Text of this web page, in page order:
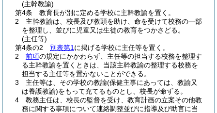
(主幹教諭)
第4条
教育長が別に定める学校に主幹教諭を置く。
2
主幹教諭は、校長及び教頭を助け、命を受けて校務の一部
を整理し、並びに児童又は生徒の教育をつかさどる。
(主任等)
第4条の2
別表第1 に掲げる学校に主任等を置く。
2
前項の規定にかかわらず、主任等の担当する校務を整理す
る主幹教諭を置くときは、当該主幹教諭の整理する校務を
担当する主任等を置かないことができる。
3
主任等は、その学校の教諭(保健主事にあっては、教諭又
は養護教諭)をもって充てるものとし、校長が命ずる。
4
教務主任は、校長の監督を受け、教育計画の立案その他教
務に関する事項について連絡調整並びに指導及び助言に当